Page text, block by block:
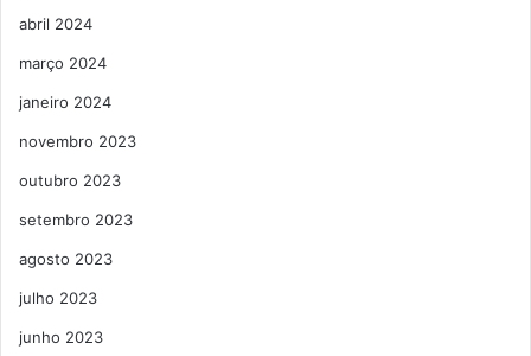
abril 2024
março 2024
janeiro 2024
novembro 2023
outubro 2023
setembro 2023
agosto 2023
julho 2023
junho 2023